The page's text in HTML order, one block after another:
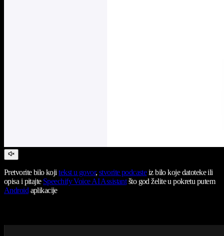
Pretvorite bilo kojitekst u govor, stvorite podcasteiz bilo koje datoteke ili
opisa i pitajte Speechify Voice AI Assistantšto god želite u pokretu putem
Androidaplikacije